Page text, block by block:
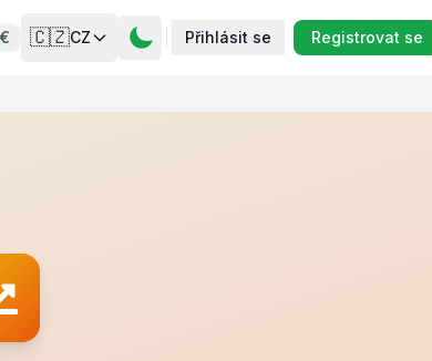
€ 🇨🇿CZ Přihlásit se Registrovat se